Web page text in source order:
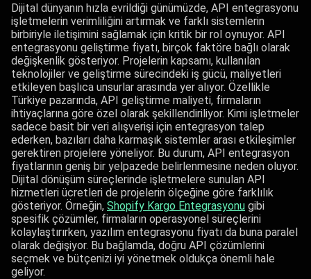
Dijital dünyanın hızla evrildiği günümüzde, API entegrasyonu
işletmelerin verimliliğini artırmak ve farklı sistemlerin
birbiriyle iletişimini sağlamak için kritik bir rol oynuyor. API
entegrasyonu geliştirme fiyatı, birçok faktöre bağlı olarak
değişkenlik gösteriyor. Projelerin kapsamı, kullanılan
teknolojiler ve geliştirme sürecindeki iş gücü, maliyetleri
etkileyen başlıca unsurlar arasında yer alıyor. Özellikle
Türkiye pazarında, API geliştirme maliyeti, firmaların
ihtiyaçlarına göre özel olarak şekillendiriliyor. Kimi işletmeler
sadece basit bir veri alışverişi için entegrasyon talep
ederken, bazıları daha karmaşık sistemler arası etkileşimler
gerektiren projelere yöneliyor. Bu durum, API entegrasyon
fiyatlarının geniş bir yelpazede belirlenmesine neden oluyor.
Dijital dönüşüm süreçlerinde işletmelere sunulan API
hizmetleri ücretleri de projelerin ölçeğine göre farklılık
gösteriyor. Örneğin, Shopify Kargo Entegrasyonu gibi
spesifik çözümler, firmaların operasyonel süreçlerini
kolaylaştırırken, yazılım entegrasyonu fiyatı da buna paralel
olarak değişiyor. Bu bağlamda, doğru API çözümlerini
seçmek ve bütçenizi iyi yönetmek oldukça önemli hale
geliyor.